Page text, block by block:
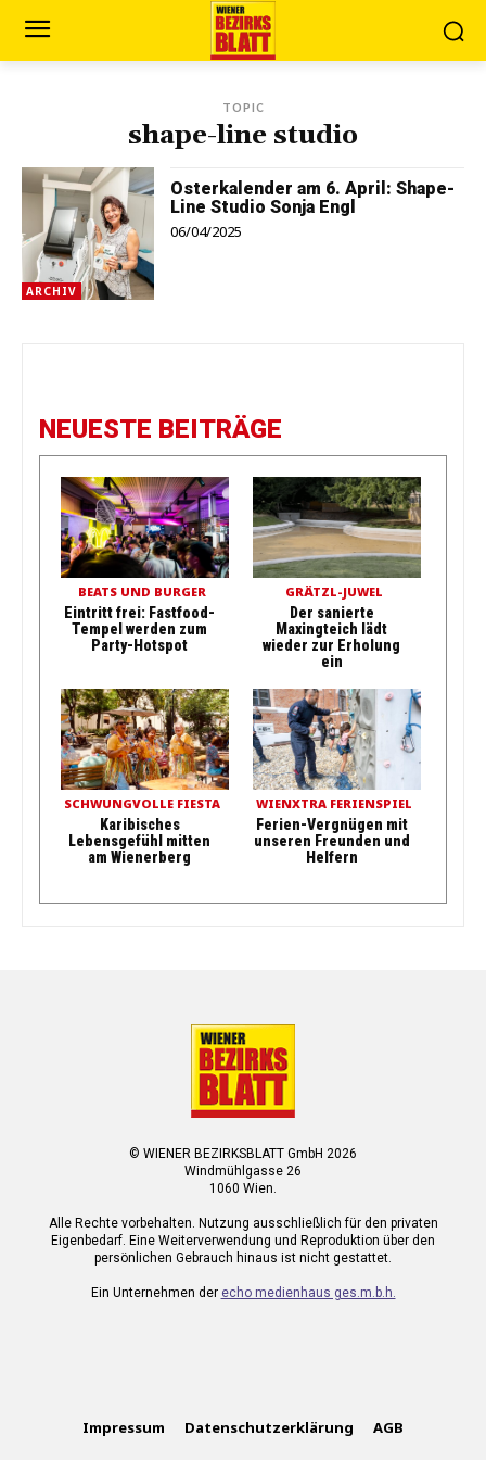
TOPIC
shape-line studio
ARCHIV
Osterkalender am 6. April: Shape-
Line Studio Sonja Engl
06/04/2025
NEUESTE BEITRÄGE
BEATS UND BURGER
Eintritt frei: Fastfood-
Tempel werden zum
Party-Hotspot
GRÄTZL-JUWEL
Der sanierte
Maxingteich lädt
wieder zur Erholung
ein
SCHWUNGVOLLE FIESTA
Karibisches
Lebensgefühl mitten
am Wienerberg
WIENXTRA FERIENSPIEL
Ferien-Vergnügen mit
unseren Freunden und
Helfern
© WIENER BEZIRKSBLATT GmbH 2026
Windmühlgasse 26
1060 Wien.
Alle Rechte vorbehalten. Nutzung ausschließlich für den privaten
Eigenbedarf. Eine Weiterverwendung und Reproduktion über den
persönlichen Gebrauch hinaus ist nicht gestattet.
Ein Unternehmen der echo medienhaus ges.m.b.h.
Impressum Datenschutzerklärung AGB